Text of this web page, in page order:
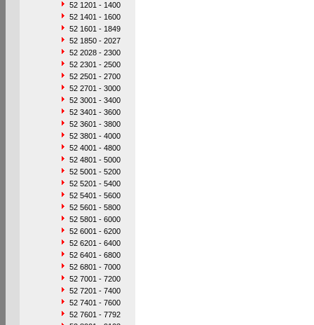
52 1201 - 1400
52 1401 - 1600
52 1601 - 1849
52 1850 - 2027
52 2028 - 2300
52 2301 - 2500
52 2501 - 2700
52 2701 - 3000
52 3001 - 3400
52 3401 - 3600
52 3601 - 3800
52 3801 - 4000
52 4001 - 4800
52 4801 - 5000
52 5001 - 5200
52 5201 - 5400
52 5401 - 5600
52 5601 - 5800
52 5801 - 6000
52 6001 - 6200
52 6201 - 6400
52 6401 - 6800
52 6801 - 7000
52 7001 - 7200
52 7201 - 7400
52 7401 - 7600
52 7601 - 7792